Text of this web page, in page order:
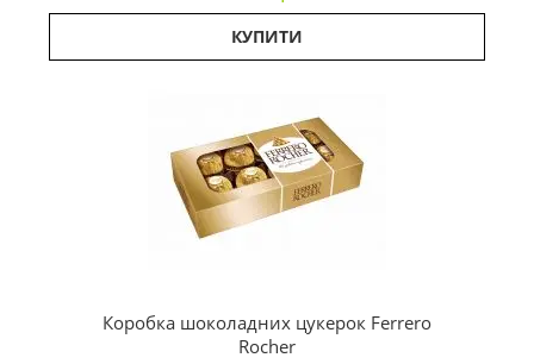
КУПИТИ
Коробка шоколадних цукерок Ferrero
Rocher